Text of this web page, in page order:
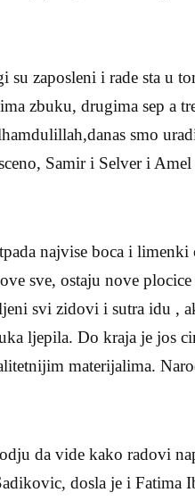
zaposleni i rade sta u
zbuku, drugima sep a
smo
Samir i Selver i
najvise boca i limenki
sve, ostaju nove
svi zidovi i sutra idu ,
ljepila. Do kraja je jos
materijalima.
da vide kako radovi
dosla je i Fatima